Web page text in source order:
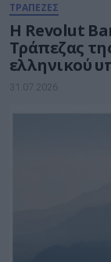
ΤΡΑΠΕΖΕΣ
Η Revolut
Τράπεζας
ελληνικού
τον Βασίλη
31.07.2026